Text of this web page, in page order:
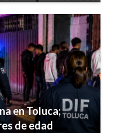
en Toluca;
de edad